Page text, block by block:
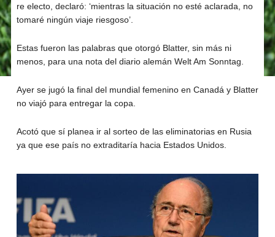
re electo, declaró: ‘mientras la situación no esté aclarada, no
tomaré ningún viaje riesgoso’.
Estas fueron las palabras que otorgó Blatter, sin más ni
menos, para una nota del diario alemán Welt Am Sonntag.
Ayer se jugó la final del mundial femenino en Canadá y Blatter
no viajó para entregar la copa.
Acotó que sí planea ir al sorteo de las eliminatorias en Rusia
ya que ese país no extraditaría hacia Estados Unidos.